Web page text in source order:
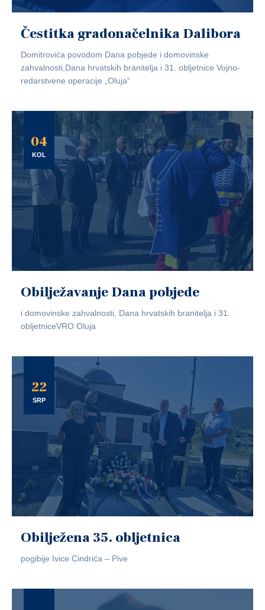
Čestitka gradonačelnika Dalibora
Domitrovića povodom Dana pobjede i domovinske
zahvalnosti,Dana hrvatskih branitelja i 31. obljetnice Vojno-
redarstvene operacije „Oluja“
04
KOL
Obilježavanje Dana pobjede
i domovinske zahvalnosti, Dana hrvatskih branitelja i 31.
obljetniceVRO Oluja
22
SRP
Obilježena 35. obljetnica
pogibije Ivice Cindrića – Pive